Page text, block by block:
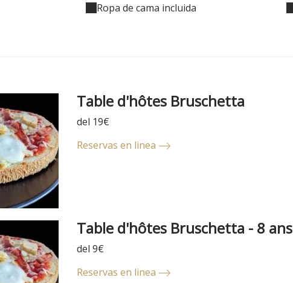
Ropa de cama incluida
Table d'hôtes Bruschetta
del 19€
Reservas en linea
Table d'hôtes Bruschetta - 8 ans
del 9€
Reservas en linea